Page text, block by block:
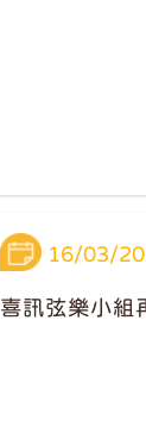
16/03/
喜訊弦樂小組